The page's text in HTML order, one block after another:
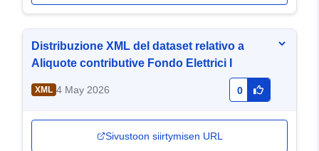
Distribuzione XML del dataset relativo a
Aliquote contributive Fondo Elettrici I
XML 4 May 2026 0
Sivustoon siirtymisen URL